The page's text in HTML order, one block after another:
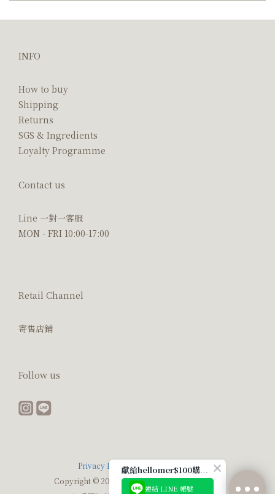
INFO
How to buy
Shipping
Returns
SGS & Ingredients
Loyalty Programme
Contact us
Line 一對一客服
MON - FRI 10:00-17:00
Retail Channel
寄售店鋪
Follow us
Privacy Policy|Terms Of Service
Copyright © 2021 hellome. All rights reserved.
獻給hellomer$100購物金🤎
連結 LINE 帳號